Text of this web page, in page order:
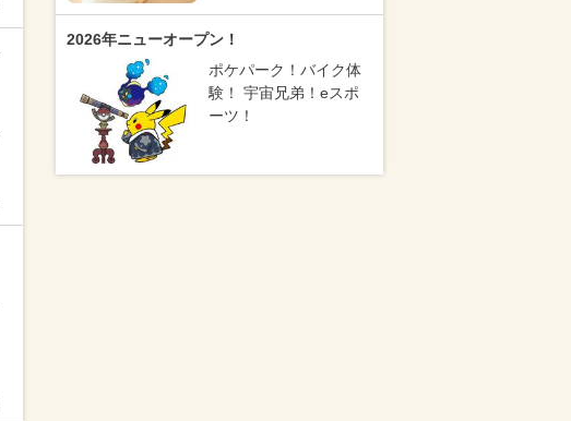
2026年ニューオープン！
ポケパーク！バイク体
験！ 宇宙兄弟！eスポ
ーツ！